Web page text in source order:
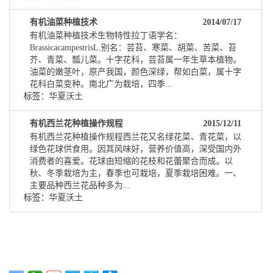
有机油菜种植技术
2014/07/17
有机油菜种植技术生物特性拉丁语学名：
BrassicacampestrisL.别名：芸苔、寒菜、胡菜、苦菜、苔
芥、青菜、瓢儿菜。十字花科，芸苔属一年生草本植物。
油菜的嫩茎叶，原产我国，颜色深绿，帮如白菜，属十字
花科白菜变种。南北广为栽培，四季...
标签： 华夏沃土
有机西兰花种植操作规程
2015/12/11
有机西兰花种植操作规程西兰花又名绿花菜、青花菜，以
绿色花球供食用。因其风味好，营养价值高，深受国内外
消费者的喜爱。花球由短缩的花枝和花蕾聚合而成。以
秋、冬季栽培为主，春季也可栽培，夏季栽培困难。一、
主要品种西兰花品种多为...
标签： 华夏沃土